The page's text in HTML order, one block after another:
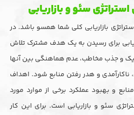
بازاریابی کلی شما همسو باشد. در
برای رسیدن به یک هدف مشترک تلاش
و جذب مخاطب، عدم هماهنگی بین آنها
ناکارآمدی و هدر رفتن منابع شود. اهداف
و بهبود عملکرد برخی از موارد مورد
سئو و بازاریابی است. برای این کار